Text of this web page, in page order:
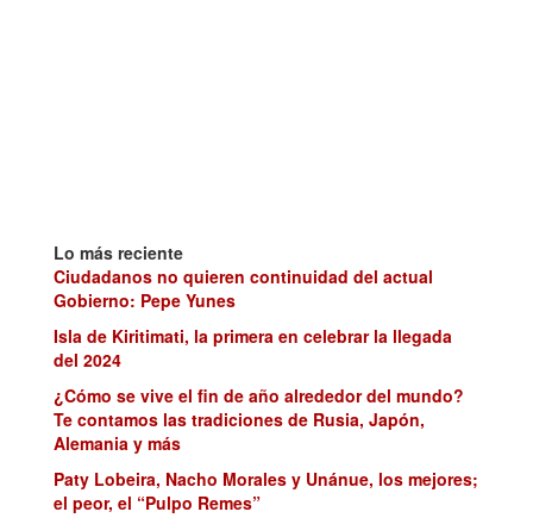
Lo más reciente
Ciudadanos no quieren continuidad del actual
Gobierno: Pepe Yunes
Isla de Kiritimati, la primera en celebrar la llegada
del 2024
¿Cómo se vive el fin de año alrededor del mundo?
Te contamos las tradiciones de Rusia, Japón,
Alemania y más
Paty Lobeira, Nacho Morales y Unánue, los mejores;
el peor, el “Pulpo Remes”